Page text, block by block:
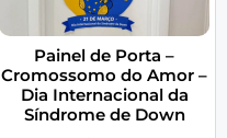
Painel de Porta –
Cromossomo do Amor –
Dia Internacional da
Síndrome de Down